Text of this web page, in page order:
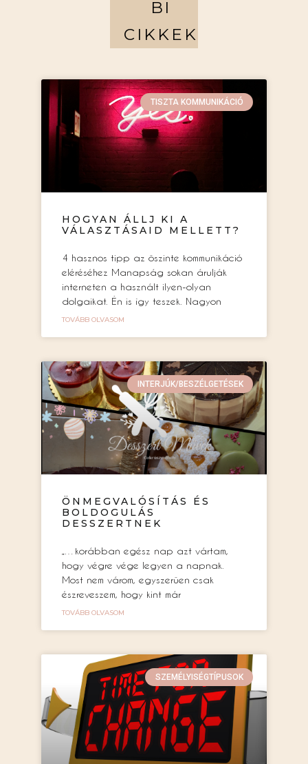
BI
CIKKEK
TISZTA KOMMUNIKÁCIÓ
HOGYAN ÁLLJ KI A
VÁLASZTÁSAID MELLETT?
4 hasznos tipp az őszinte kommunikáció
eléréséhez Manapság sokan árulják
interneten a használt ilyen-olyan
dolgaikat. Én is így teszek. Nagyon
TOVÁBB OLVASOM
INTERJÚK/BESZÉLGETÉSEK
ÖNMEGVALÓSÍTÁS ÉS
BOLDOGULÁS
DESSZERTNEK
„…korábban egész nap azt vártam,
hogy végre vége legyen a napnak.
Most nem várom, egyszerűen csak
észreveszem, hogy kint már
TOVÁBB OLVASOM
SZEMÉLYISÉGTÍPUSOK